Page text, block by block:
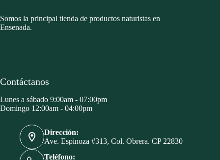
Somos la principal tienda de productos naturistas en
Ensenada.
Contáctanos
Lunes a sábado 9:00am - 07:00pm
Domingo 12:00am - 04:00pm
Dirección:
Ave. Espinoza #313, Col. Obrera. CP 22830
Teléfono: